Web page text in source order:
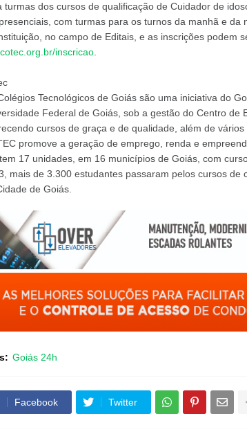
turmas dos cursos de qualificação de Cuidador de
com turmas para os turnos da manhã e da
no campo de Editais, e as inscrições podem
inscricao.
Tecnológicos de Goiás são uma iniciativa do
Federal de Goiás, sob a gestão do Centro de
cursos de graça e de qualidade, além de
promove a geração de emprego, renda e
17 unidades, em 16 municípios de Goiás, com
mais de 3.300 estudantes passaram pelos cursos
de Goiás.
Goiás 24h
Facebook Twitter